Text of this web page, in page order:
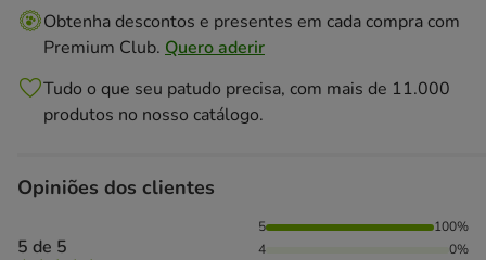
Obtenha descontos e presentes em cada compra com
Premium Club. Quero aderir
Tudo o que seu patudo precisa, com mais de 11.000
produtos no nosso catálogo.
Opiniões dos clientes
5 de 5
100% das pessoas avaliaram com 5 estrelas,
5
100%
4
0%